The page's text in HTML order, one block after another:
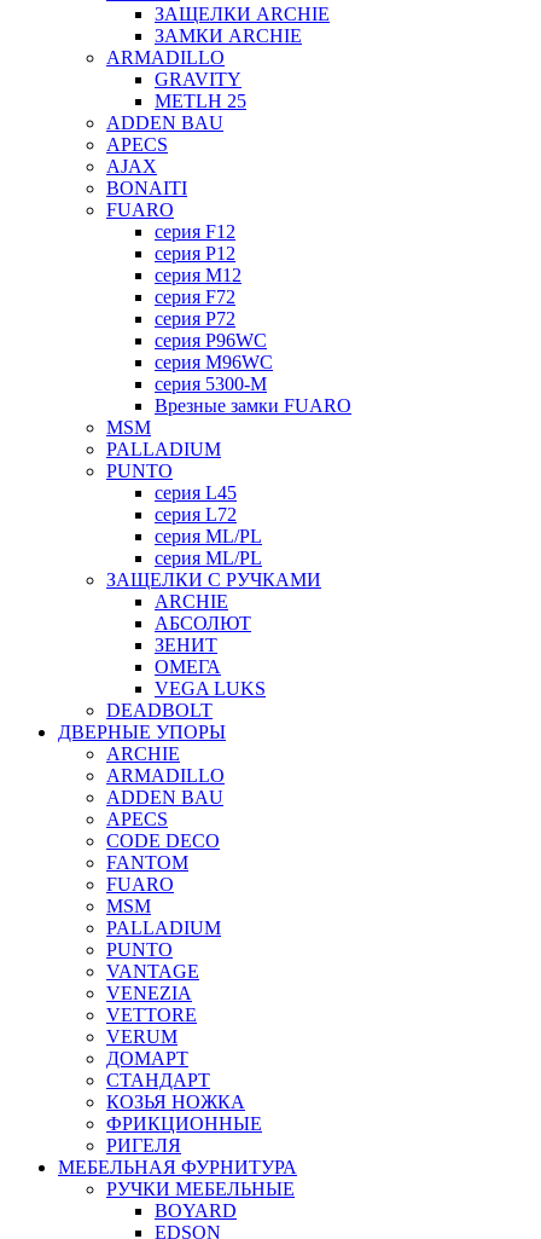
ЗАЩЕЛКИ ARCHIE
ЗАМКИ ARCHIE
ARMADILLO
GRAVITY
METLH 25
ADDEN BAU
APECS
AJAX
BONAITI
FUARO
серия F12
серия P12
серия M12
серия F72
серия P72
серия P96WC
серия M96WC
серия 5300-M
Врезные замки FUARO
MSM
PALLADIUM
PUNTO
серия L45
серия L72
серия ML/PL
серия ML/PL
ЗАЩЕЛКИ С РУЧКАМИ
ARCHIE
АБСОЛЮТ
ЗЕНИТ
ОМЕГА
VEGA LUKS
DEADBOLT
ДВЕРНЫЕ УПОРЫ
ARCHIE
ARMADILLO
ADDEN BAU
APECS
CODE DECO
FANTOM
FUARO
MSM
PALLADIUM
PUNTO
VANTAGE
VENEZIA
VETTORE
VERUM
ДОМАРТ
СТАНДАРТ
КОЗЬЯ НОЖКА
ФРИКЦИОННЫЕ
РИГЕЛЯ
МЕБЕЛЬНАЯ ФУРНИТУРА
РУЧКИ МЕБЕЛЬНЫЕ
BOYARD
EDSON